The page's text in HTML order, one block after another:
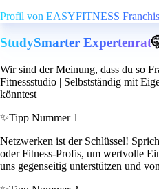
Profil von EASYFITNESS
StudySmarter Expertenrat
Wir sind der Meinung, dass du so
Fitnessstudio | Selbstständig mit
könntest
✨Tipp Nummer 1
Netzwerken ist der Schlüssel!
oder Fitness-Profis, um wertvolle
uns gegenseitig unterstützen und